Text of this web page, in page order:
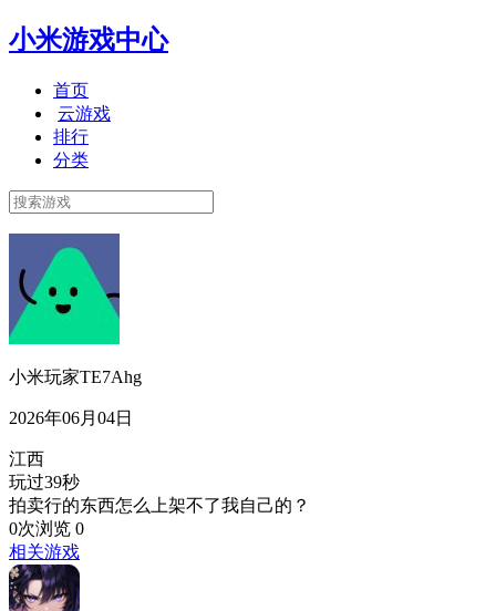
小米游戏中心
首页
云游戏
排行
分类
小米玩家TE7Ahg
2026年06月04日
江西
玩过39秒
拍卖行的东西怎么上架不了我自己的？
0次浏览 0
相关游戏